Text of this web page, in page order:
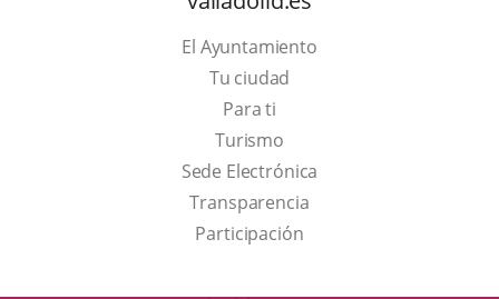
El Ayuntamiento
Tu ciudad
Para ti
TurismoThis
link
will
open
Sede Electrónica
Transparencia
Participación